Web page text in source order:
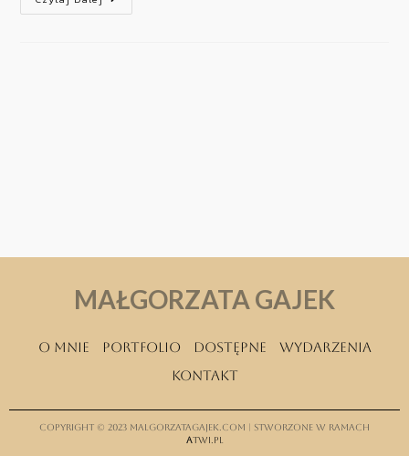
MAŁGORZATA GAJEK
O mnie Portfolio Dostępne
Wydarzenia
Kontakt
Copyright © 2023 malgorzatagajek.com | Stworzone w ramach
Atwi.pl